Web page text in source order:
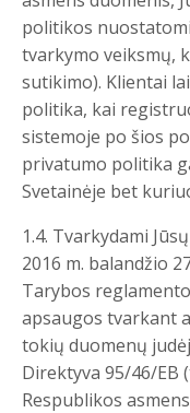
politikos
tvarkymo veiksmų,
sutikimo). Klientai
politika, kai
sistemoje po šios
privatumo politika
Svetainėje bet
1.4. Tvarkydami
2016 m. balandžio
Tarybos
apsaugos tvarkant
tokių duomenų
Direktyva 95/46/EB
Respublikos